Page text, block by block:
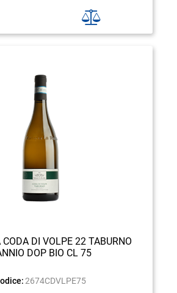
CODA DI VOLPE 22 TABURNO
DOP BIO CL 75
2674CDVLPE75